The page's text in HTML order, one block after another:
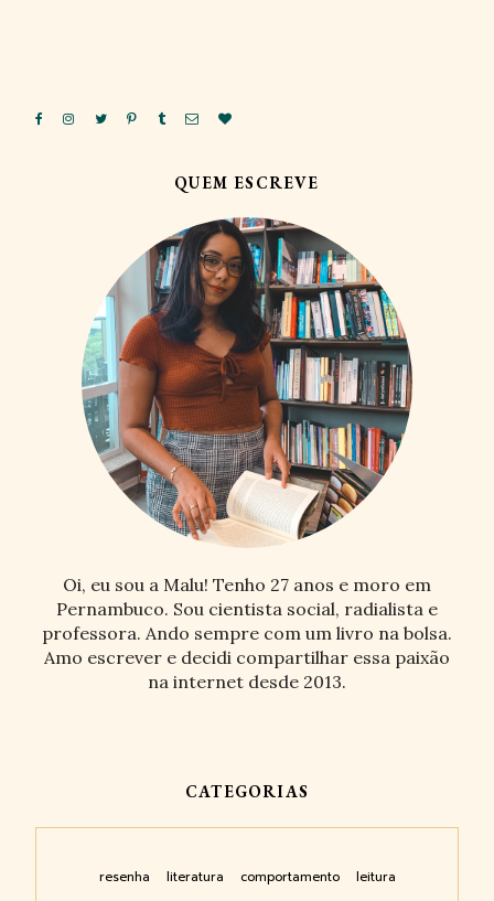
QUEM ESCREVE
Oi, eu sou a Malu! Tenho 27 anos e moro em
Pernambuco. Sou cientista social, radialista e
professora. Ando sempre com um livro na bolsa.
Amo escrever e decidi compartilhar essa paixão
na internet desde 2013.
CATEGORIAS
resenha literatura comportamento
leitura